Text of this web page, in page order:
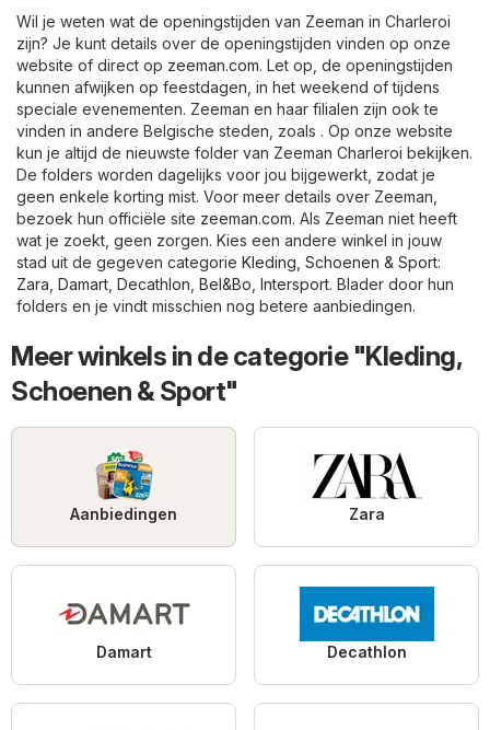
Wil je weten wat de openingstijden van Zeeman in Charleroi
zijn? Je kunt details over de openingstijden vinden op onze
website of direct op zeeman.com. Let op, de openingstijden
kunnen afwijken op feestdagen, in het weekend of tijdens
speciale evenementen. Zeeman en haar filialen zijn ook te
vinden in andere Belgische steden, zoals . Op onze website
kun je altijd de nieuwste folder van Zeeman Charleroi bekijken.
De folders worden dagelijks voor jou bijgewerkt, zodat je
geen enkele korting mist. Voor meer details over Zeeman,
bezoek hun officiële site zeeman.com. Als Zeeman niet heeft
wat je zoekt, geen zorgen. Kies een andere winkel in jouw
stad uit de gegeven categorie Kleding, Schoenen & Sport:
Zara Damart Decathlon Bel&Bo Intersport. Blader door hun
folders en je vindt misschien nog betere aanbiedingen.
Meer winkels in de categorie "Kleding,
Schoenen & Sport"
Aanbiedingen Zara
Damart Decathlon